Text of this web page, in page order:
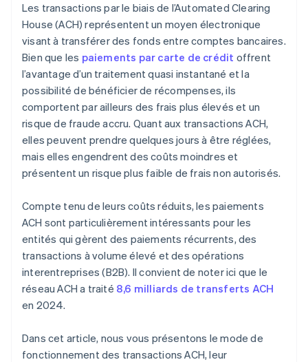
Les transactions par le biais de l’Automated Clearing
House (ACH) représentent un moyen électronique
visant à transférer des fonds entre comptes bancaires.
Bien que les paiements par carte de crédit offrent
l’avantage d’un traitement quasi instantané et la
possibilité de bénéficier de récompenses, ils
comportent par ailleurs des frais plus élevés et un
risque de fraude accru. Quant aux transactions ACH,
elles peuvent prendre quelques jours à être réglées,
mais elles engendrent des coûts moindres et
présentent un risque plus faible de frais non autorisés.
Compte tenu de leurs coûts réduits, les paiements
ACH sont particulièrement intéressants pour les
entités qui gèrent des paiements récurrents, des
transactions à volume élevé et des opérations
interentreprises (B2B). Il convient de noter ici que le
réseau ACH a traité 8,6 milliards de transferts ACH
en 2024.
Dans cet article, nous vous présentons le mode de
fonctionnement des transactions ACH, leur